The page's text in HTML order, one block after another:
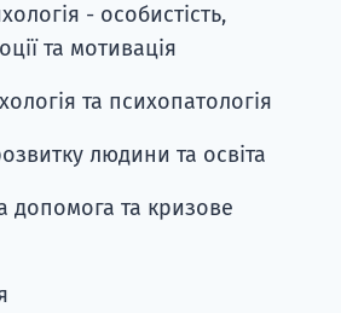
- особистість,
та мотивація
та психопатологія
людини та освіта
допомога та кризове